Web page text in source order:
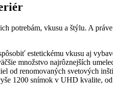
potrebám, vkusu a štýlu. A
estetickému vkusu aj
množstvo najrôznejších
od renomovaných svetových
1200 snímok v UHD kvalite,